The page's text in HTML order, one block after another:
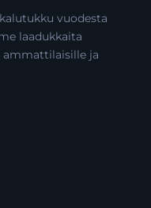
vuodesta
laadukkaita
ja